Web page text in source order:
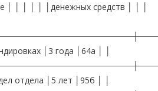
│ │ │ │ │ │денежных средств │ │ │
│3 года │64а │ │
отдела │5 лет │95б │ │